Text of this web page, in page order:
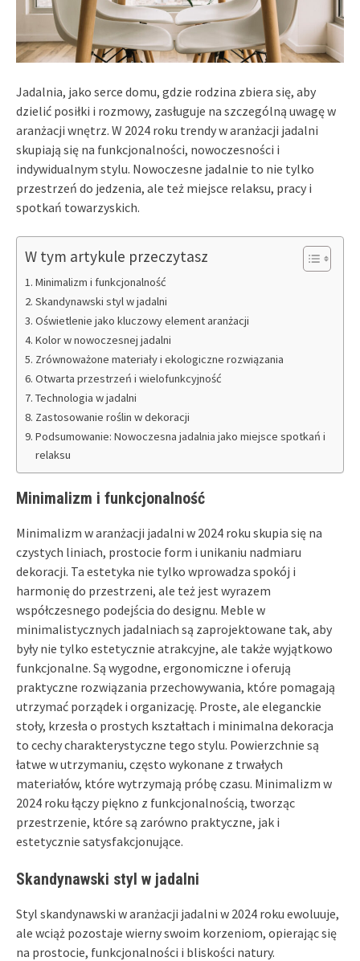
Jadalnia, jako serce domu, gdzie rodzina zbiera się, aby
dzielić posiłki i rozmowy, zasługuje na szczególną uwagę w
aranżacji wnętrz. W 2024 roku trendy w aranżacji jadalni
skupiają się na funkcjonalności, nowoczesności i
indywidualnym stylu. Nowoczesne jadalnie to nie tylko
przestrzeń do jedzenia, ale też miejsce relaksu, pracy i
spotkań towarzyskich.
W tym artykule przeczytasz
Minimalizm i funkcjonalność
Skandynawski styl w jadalni
Oświetlenie jako kluczowy element aranżacji
Kolor w nowoczesnej jadalni
Zrównoważone materiały i ekologiczne rozwiązania
Otwarta przestrzeń i wielofunkcyjność
Technologia w jadalni
Zastosowanie roślin w dekoracji
Podsumowanie: Nowoczesna jadalnia jako miejsce spotkań i
relaksu
Minimalizm i funkcjonalność
Minimalizm w aranżacji jadalni w 2024 roku skupia się na
czystych liniach, prostocie form i unikaniu nadmiaru
dekoracji. Ta estetyka nie tylko wprowadza spokój i
harmonię do przestrzeni, ale też jest wyrazem
współczesnego podejścia do designu. Meble w
minimalistycznych jadalniach są zaprojektowane tak, aby
były nie tylko estetycznie atrakcyjne, ale także wyjątkowo
funkcjonalne. Są wygodne, ergonomiczne i oferują
praktyczne rozwiązania przechowywania, które pomagają
utrzymać porządek i organizację. Proste, ale eleganckie
stoły, krzesła o prostych kształtach i minimalna dekoracja
to cechy charakterystyczne tego stylu. Powierzchnie są
łatwe w utrzymaniu, często wykonane z trwałych
materiałów, które wytrzymają próbę czasu. Minimalizm w
2024 roku łączy piękno z funkcjonalnością, tworząc
przestrzenie, które są zarówno praktyczne, jak i
estetycznie satysfakcjonujące.
Skandynawski styl w jadalni
Styl skandynawski w aranżacji jadalni w 2024 roku ewoluuje,
ale wciąż pozostaje wierny swoim korzeniom, opierając się
na prostocie, funkcjonalności i bliskości natury.